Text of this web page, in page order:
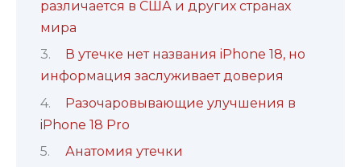
различается в США и других странах
мира
В утечке нет названия iPhone 18, но
информация заслуживает доверия
Разочаровывающие улучшения в
iPhone 18 Pro
Анатомия утечки